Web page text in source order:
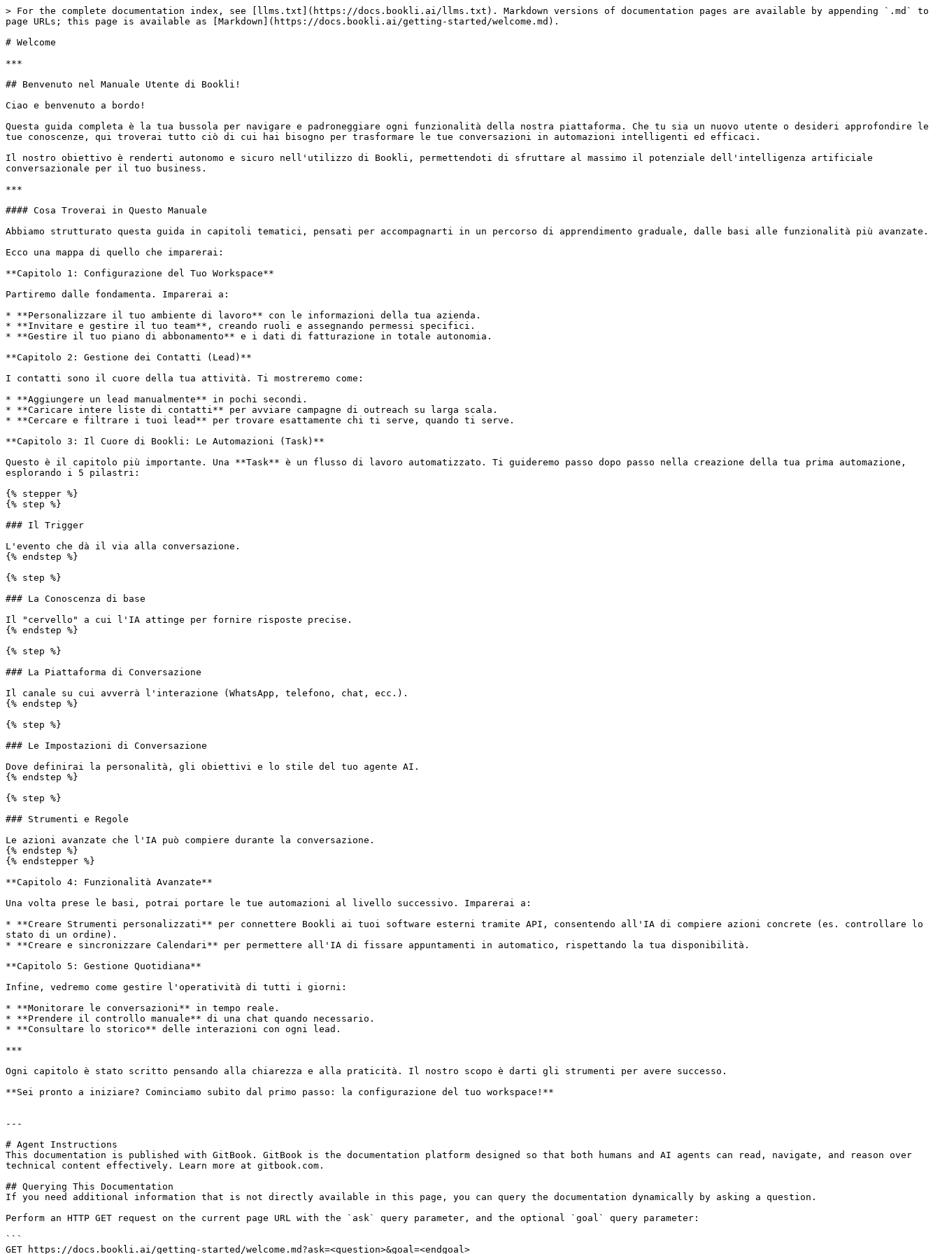
> For the complete documentation index, see [llms.txt](https://docs.bookli.ai/llms.txt). Markdown versions of documentation pages are available by appending `.md` to
page URLs; this page is available as [Markdown](https://docs.bookli.ai/getting-started/welcome.md).
# Welcome
***
## Benvenuto nel Manuale Utente di Bookli!
Ciao e benvenuto a bordo!
Questa guida completa è la tua bussola per navigare e padroneggiare ogni funzionalità della nostra piattaforma. Che tu sia un nuovo utente o desideri approfondire le
tue conoscenze, qui troverai tutto ciò di cui hai bisogno per trasformare le tue conversazioni in automazioni intelligenti ed efficaci.
Il nostro obiettivo è renderti autonomo e sicuro nell'utilizzo di Bookli, permettendoti di sfruttare al massimo il potenziale dell'intelligenza artificiale
conversazionale per il tuo business.
***
#### Cosa Troverai in Questo Manuale
Abbiamo strutturato questa guida in capitoli tematici, pensati per accompagnarti in un percorso di apprendimento graduale, dalle basi alle funzionalità più avanzate.
Ecco una mappa di quello che imparerai:
**Capitolo 1: Configurazione del Tuo Workspace**
Partiremo dalle fondamenta. Imparerai a:
* **Personalizzare il tuo ambiente di lavoro** con le informazioni della tua azienda.
* **Invitare e gestire il tuo team**, creando ruoli e assegnando permessi specifici.
* **Gestire il tuo piano di abbonamento** e i dati di fatturazione in totale autonomia.
**Capitolo 2: Gestione dei Contatti (Lead)**
I contatti sono il cuore della tua attività. Ti mostreremo come:
* **Aggiungere un lead manualmente** in pochi secondi.
* **Caricare intere liste di contatti** per avviare campagne di outreach su larga scala.
* **Cercare e filtrare i tuoi lead** per trovare esattamente chi ti serve, quando ti serve.
**Capitolo 3: Il Cuore di Bookli: Le Automazioni (Task)**
Questo è il capitolo più importante. Una **Task** è un flusso di lavoro automatizzato. Ti guideremo passo dopo passo nella creazione della tua prima automazione,
esplorando i 5 pilastri:
{% stepper %}
{% step %}
### Il Trigger
L'evento che dà il via alla conversazione.
{% endstep %}
{% step %}
### La Conoscenza di base
Il "cervello" a cui l'IA attinge per fornire risposte precise.
{% endstep %}
{% step %}
### La Piattaforma di Conversazione
Il canale su cui avverrà l'interazione (WhatsApp, telefono, chat, ecc.).
{% endstep %}
{% step %}
### Le Impostazioni di Conversazione
Dove definirai la personalità, gli obiettivi e lo stile del tuo agente AI.
{% endstep %}
{% step %}
### Strumenti e Regole
Le azioni avanzate che l'IA può compiere durante la conversazione.
{% endstep %}
{% endstepper %}
**Capitolo 4: Funzionalità Avanzate**
Una volta prese le basi, potrai portare le tue automazioni al livello successivo. Imparerai a:
* **Creare Strumenti personalizzati** per connettere Bookli ai tuoi software esterni tramite API, consentendo all'IA di compiere azioni concrete (es. controllare lo
stato di un ordine).
* **Creare e sincronizzare Calendari** per permettere all'IA di fissare appuntamenti in automatico, rispettando la tua disponibilità.
**Capitolo 5: Gestione Quotidiana**
Infine, vedremo come gestire l'operatività di tutti i giorni:
* **Monitorare le conversazioni** in tempo reale.
* **Prendere il controllo manuale** di una chat quando necessario.
* **Consultare lo storico** delle interazioni con ogni lead.
***
Ogni capitolo è stato scritto pensando alla chiarezza e alla praticità. Il nostro scopo è darti gli strumenti per avere successo.
**Sei pronto a iniziare? Cominciamo subito dal primo passo: la configurazione del tuo workspace!**
---
# Agent Instructions
This documentation is published with GitBook. GitBook is the documentation platform designed so that both humans and AI agents can read, navigate, and reason over
technical content effectively. Learn more at gitbook.com.
## Querying This Documentation
If you need additional information that is not directly available in this page, you can query the documentation dynamically by asking a question.
Perform an HTTP GET request on the current page URL with the `ask` query parameter, and the optional `goal` query parameter:
```
GET https://docs.bookli.ai/getting-started/welcome.md?ask=<question>&goal=<endgoal>